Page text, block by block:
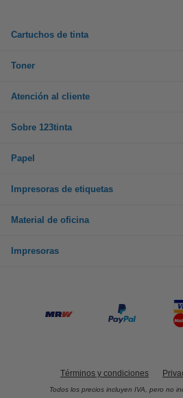
Cartuchos de tinta
Toner
Atención al cliente
Sobre 123tinta
Papel
Impresoras de etiquetas
Material de oficina
Impresoras
Términos y condiciones
Todos los precios incluyen IVA, pero no